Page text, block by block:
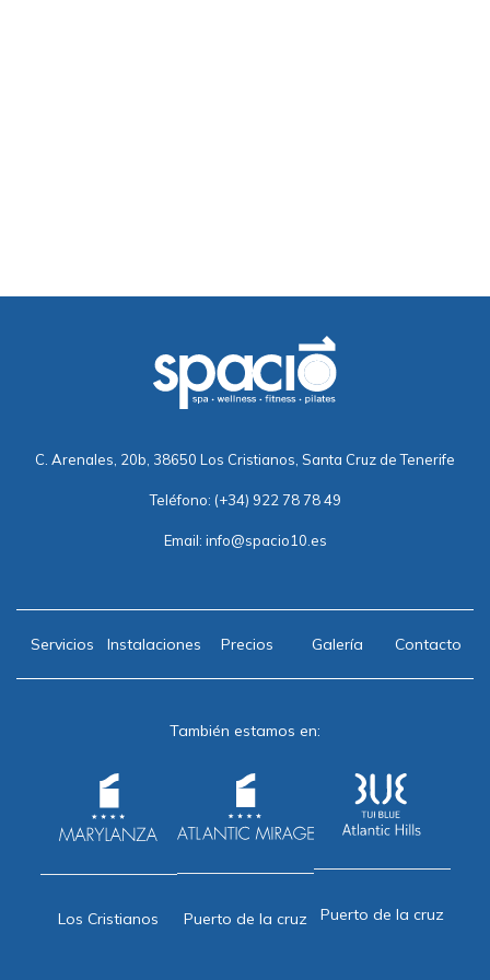
C. Arenales, 20b, 38650 Los Cristianos, Santa Cruz de Tenerife
Teléfono: (+34) 922 78 78 49
Email: info@spacio10.es
Servicios Instalaciones Precios Galería Contacto
También estamos en:
Los Cristianos Puerto de la cruz Puerto de la cruz